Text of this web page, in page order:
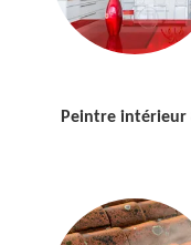
Peintre intérieur